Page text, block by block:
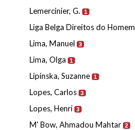
Lemercinier, G. 1
Liga Belga Direitos do Homem
Lima, Manuel 3
Lima, Olga 1
Lipinska, Suzanne 1
Lopes, Carlos 3
Lopes, Henri 3
M' Bow, Ahmadou Mahtar 2